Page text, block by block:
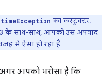
का कंस्ट्रक्टर.
के साथ-साथ, आपको उस अपवाद
से ऐसा हो रहा है.
आपको भरोसा है कि